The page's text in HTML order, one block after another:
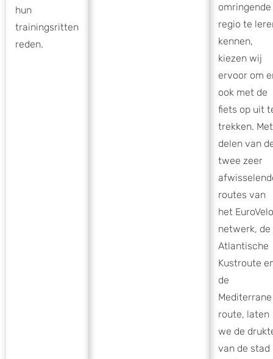
hun
trainingsritten
reden.
omringende
regio te
kennen,
kiezen wij
ervoor om
ook met de
fiets op uit
trekken. Met
delen van
twee zeer
routes van
het EuroVelo
netwerk, de
Atlantische
Kustroute
de
Mediterrane
route, laten
we de
van de stad